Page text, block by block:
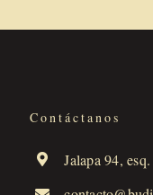
Contáctanos
Jalapa 94,